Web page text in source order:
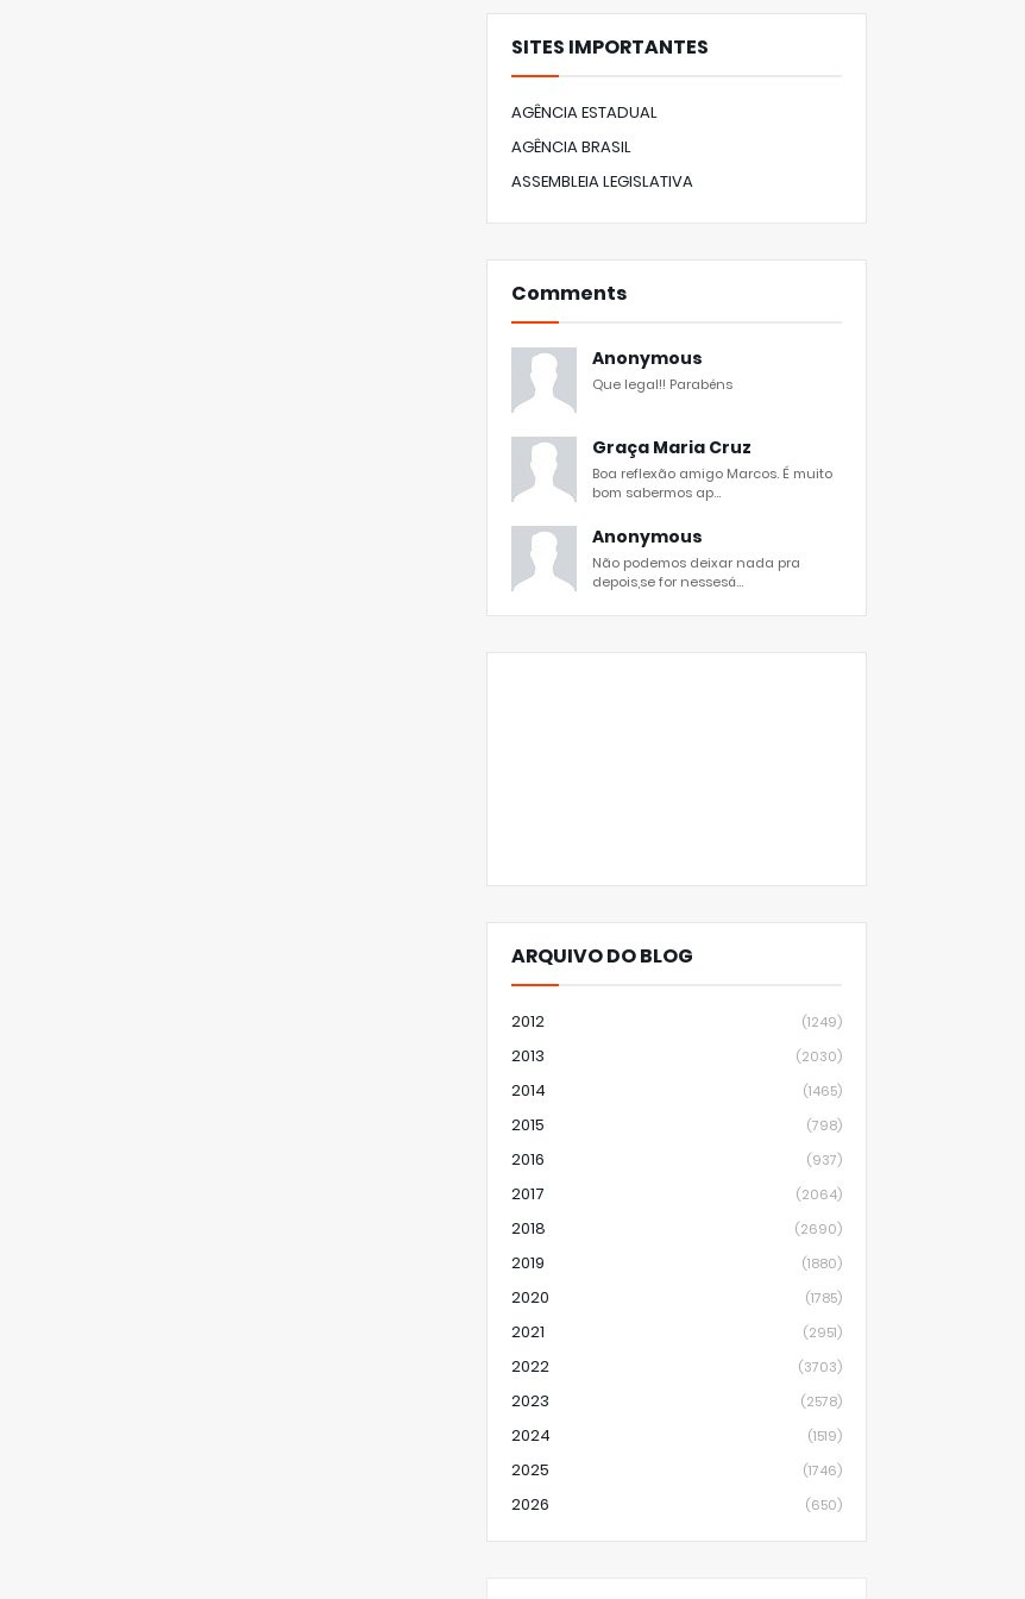
SITES IMPORTANTES
AGÊNCIA ESTADUAL
AGÊNCIA BRASIL
ASSEMBLEIA LEGISLATIVA
Comments
Anonymous
Que legal!! Parabéns
Graça Maria Cruz
Boa reflexão amigo Marcos. É muito
bom sabermos ap...
Anonymous
Não podemos deixar nada pra
depois,se for nessesá...
ARQUIVO DO BLOG
2012 (1249)
2013 (2030)
2014 (1465)
2015 (798)
2016 (937)
2017 (2064)
2018 (2690)
2019 (1880)
2020 (1785)
2021 (2951)
2022 (3703)
2023 (2578)
2024 (1519)
2025 (1746)
2026 (650)